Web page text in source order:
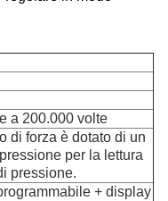
a 200.000 volte
di forza è dotato di un
per la lettura
pressione.
+ display